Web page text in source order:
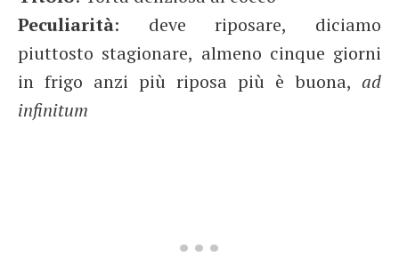
Peculiarità: deve riposare, diciamo
piuttosto stagionare, almeno cinque giorni
in frigo anzi più riposa più è buona, ad
infinitum